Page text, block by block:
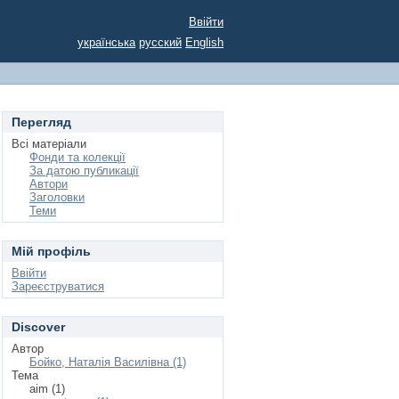
Ввійти
українська русский English
Перегляд
Всі матеріали
Фонди та колекції
За датою публикації
Автори
Заголовки
Теми
Мій профіль
Ввійти
Зареєструватися
Discover
Автор
Бойко, Наталія Василівна (1)
Тема
aim (1)